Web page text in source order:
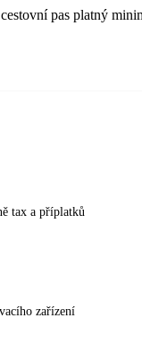
pas platný
tax a příplatků
zařízení